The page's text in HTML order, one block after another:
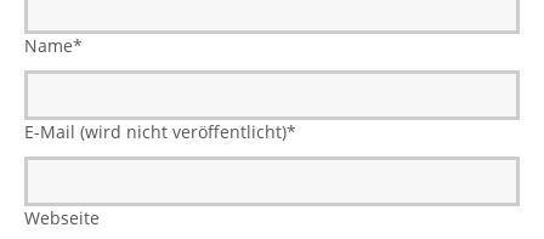
Name*
E-Mail (wird nicht veröffentlicht)*
Webseite